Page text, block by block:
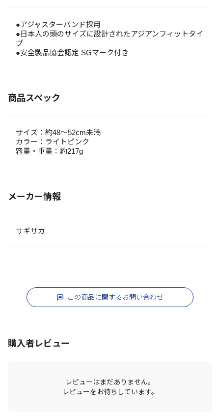
●アジャスターバンド採用
●日本人の頭のサイズに設計されたアジアンフィットタイ
プ
●安全製品協会認定 SGマーク付き
商品スペック
サイズ：約48～52cm未満
カラー：ライトピンク
容量・重量：約217g
メーカー情報
サギサカ
この商品に関するお問い合わせ
購入者レビュー
レビューはまだありません。
レビューをお待ちしています。